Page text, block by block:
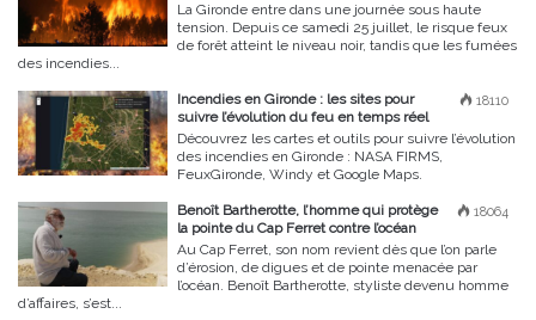
La Gironde entre dans une journée sous haute
tension. Depuis ce samedi 25 juillet, le risque feux
de forêt atteint le niveau noir, tandis que les fumées
des incendies...
18110
Incendies en Gironde : les sites pour
suivre l’évolution du feu en temps réel
Découvrez les cartes et outils pour suivre l’évolution
des incendies en Gironde : NASA FIRMS,
FeuxGironde, Windy et Google Maps.
18064
Benoît Bartherotte, l’homme qui protège
la pointe du Cap Ferret contre l’océan
Au Cap Ferret, son nom revient dès que l’on parle
d’érosion, de digues et de pointe menacée par
l’océan. Benoît Bartherotte, styliste devenu homme
d’affaires, s’est...